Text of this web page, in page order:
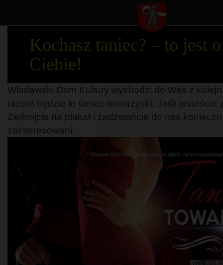
Kochasz taniec? – to jest
Ciebie!
Włodawski Dom Kultury wychodzi do Was z
razem będzie to taniec towarzyski. Jeśli jesteście
Zerknijcie na plakat i zadzwońcie do nas
zainteresowani.